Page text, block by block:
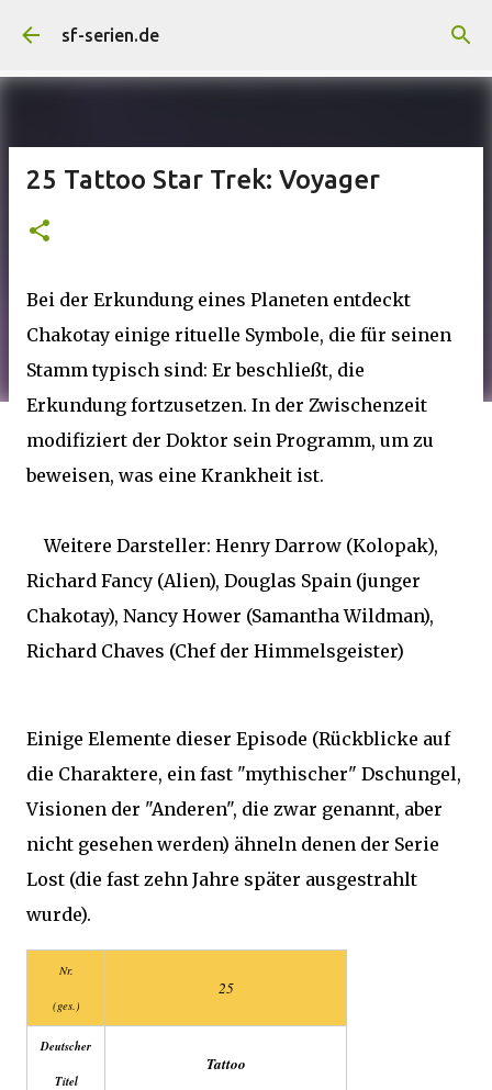
Direkt zum Hauptbereich
sf-serien.de
25 Tattoo Star Trek: Voyager
Bei der Erkundung eines Planeten entdeckt
Chakotay einige rituelle Symbole, die für seinen
Stamm typisch sind: Er beschließt, die
Erkundung fortzusetzen. In der Zwischenzeit
modifiziert der Doktor sein Programm, um zu
beweisen, was eine Krankheit ist.
Weitere Darsteller: Henry Darrow (Kolopak),
Richard Fancy (Alien), Douglas Spain (junger
Chakotay), Nancy Hower (Samantha Wildman),
Richard Chaves (Chef der Himmelsgeister)
Einige Elemente dieser Episode (Rückblicke auf
die Charaktere, ein fast "mythischer" Dschungel,
Visionen der "Anderen", die zwar genannt, aber
nicht gesehen werden) ähneln denen der Serie
Lost (die fast zehn Jahre später ausgestrahlt
wurde).
Nr.
(ges.)
25
Deutscher
Titel
Tattoo